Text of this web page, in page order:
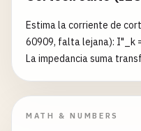
Estima la corriente de
60909, falta lejana): I"_k
La impedancia suma
MATH & NUMBERS